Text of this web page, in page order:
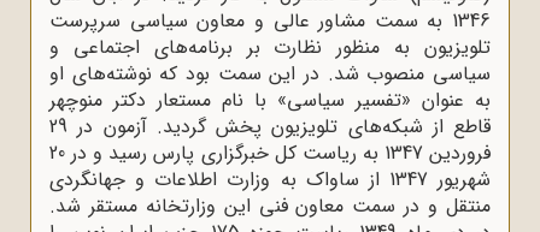
1346 به سمت مشاور عالى و معاون سیاسى سرپرست
تلویزیون به منظور نظارت بر برنامه‌هاى اجتماعى و
سیاسى منصوب شد. در این سمت بود که نوشته‌هاى او
به عنوان «تفسیر سیاسى» با نام مستعار دکتر منوچهر
قاطع از شبکه‌هاى تلویزیون پخش گردید. آزمون در 29
فروردین 1347 به ریاست کل خبرگزارى پارس رسید و در 20
شهریور 1347 از ساواک به وزارت اطلاعات و جهانگردى
منتقل و در سمت معاون فنى این وزارتخانه مستقر شد.